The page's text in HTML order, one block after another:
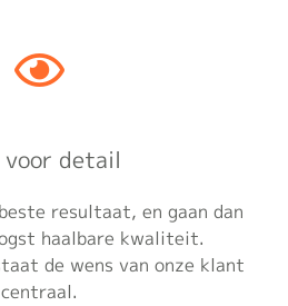
voor detail
resultaat, en gaan dan
haalbare kwaliteit.
de wens van onze klant
centraal.